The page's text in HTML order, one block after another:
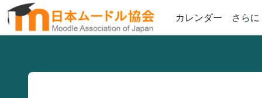
メインコンテンツへスキップする
カレンダー
さらに